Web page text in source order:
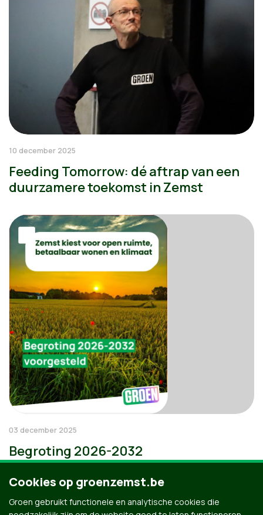
10 december 2025
Feeding Tomorrow: dé aftrap van een
duurzamere toekomst in Zemst
03 december 2025
Begroting 2026-2032
Cookies op groenzemst.be
Groen gebruikt functionele en analytische cookies die